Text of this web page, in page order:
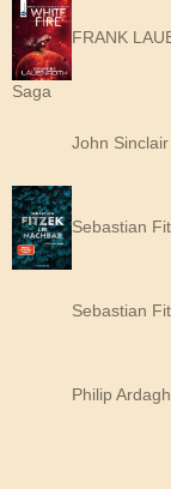
FRANK
Saga
John
Sebastian
Sebastian
Philip